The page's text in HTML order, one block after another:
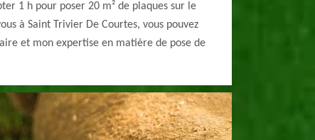
1 h pour poser 20 m² de plaques sur le
à Saint Trivier De Courtes, vous pouvez
et mon expertise en matière de pose de